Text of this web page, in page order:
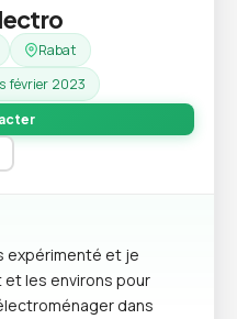
Rabat
février 2023
expérimenté et je
et les environs pour
dans